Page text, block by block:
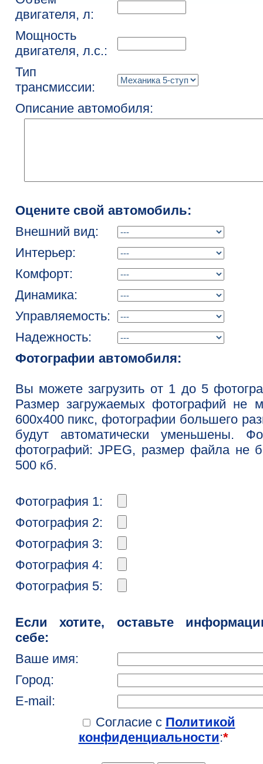
двигателя, л:
Мощность
двигателя, л.с.:
Тип
трансмиссии:
Описание автомобиля:
Оцените свой автомобиль:
Внешний вид:
Интерьер:
Комфорт:
Динамика:
Управляемость:
Надежность:
Фотографии автомобиля:
Вы можете загрузить от 1 до 5
Размер загружаемых фотографий не
600x400 пикс, фотографии большего
будут автоматически уменьшены.
фотографий: JPEG, размер файла не
500 кб.
Фотография 1:
Фотография 2:
Фотография 3:
Фотография 4:
Фотография 5:
Если хотите, оставьте
себе:
Ваше имя:
Город:
E-mail:
Согласие с Политикой
конфиденциальности:*